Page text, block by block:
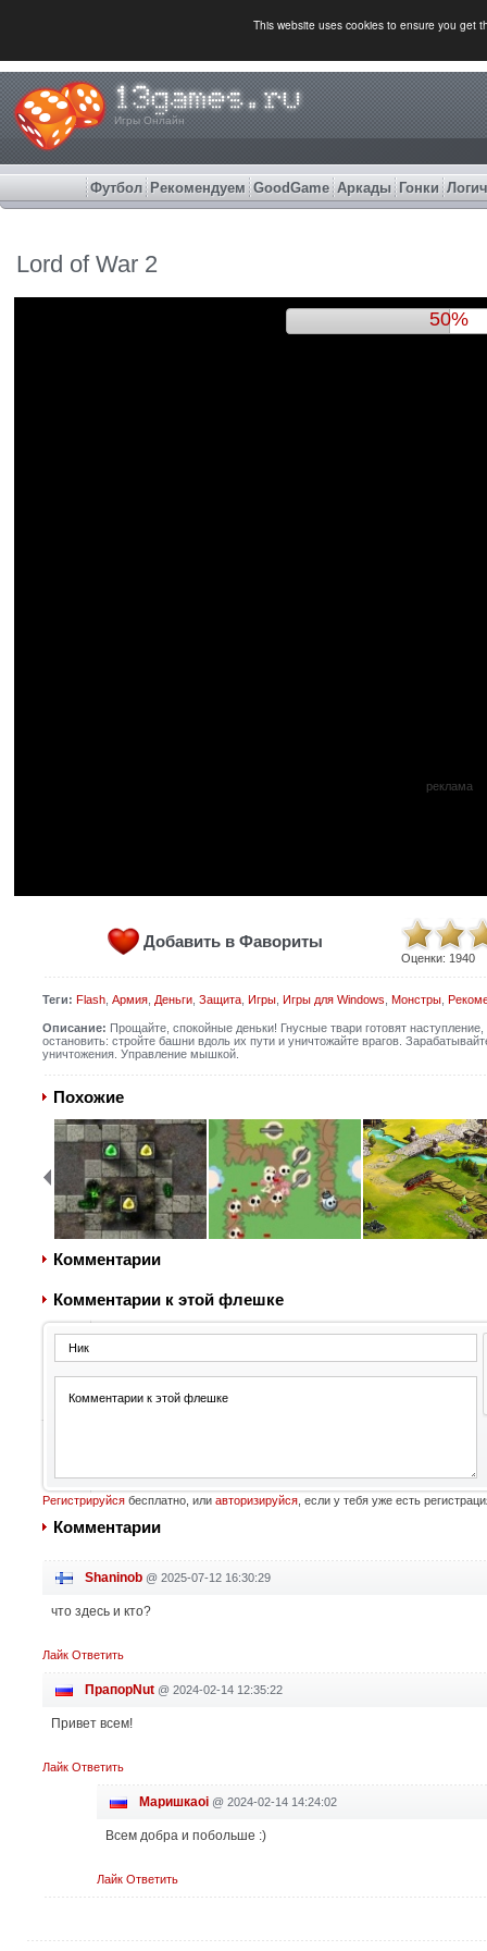
This website uses cookies to ensure you get
Игры Онлайн
Футбол Рекомендуем GoodGame Аркады Гонки
Lord of War 2
53%
реклама
Добавить в Фавориты
Оценки: 1940
Теги: Flash, Армия, Деньги, Защита, Игры, Игры для Windows Монстры,
Описание: Прощайте, спокойные деньки! Гнусные твари готовят
остановить: стройте башни вдоль их пути и уничтожайте врагов.
уничтожения. Управление мышкой.
Похожие
Комментарии
Комментарии к этой флешке
Регистрируйсябесплатно, или авторизируйся, если у тебя уже есть
Комментарии
Shaninob@ 2025-07-12 16:30:29
что здесь и кто?
Лайк Ответить
ПрапорNut@ 2024-02-14 12:35:22
Привет всем!
Лайк Ответить
Маришкаoi@ 2024-02-14 14:24:02
Всем добра и побольше :)
Лайк Ответить